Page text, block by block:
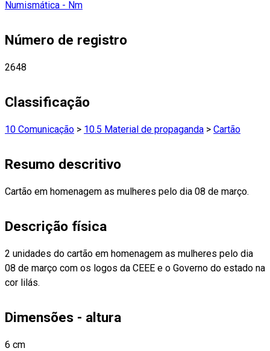
Numismática - Nm
Número de registro
2648
Classificação
10 Comunicação > 10.5 Material de propaganda > Cartão
Resumo descritivo
Cartão em homenagem as mulheres pelo dia 08 de março.
Descrição física
2 unidades do cartão em homenagem as mulheres pelo dia
08 de março com os logos da CEEE e o Governo do estado na
cor lilás.
Dimensões - altura
6 cm